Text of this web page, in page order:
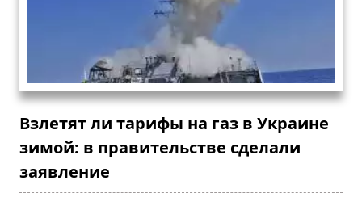
Взлетят ли тарифы на газ в Украине
зимой: в правительстве сделали
заявление